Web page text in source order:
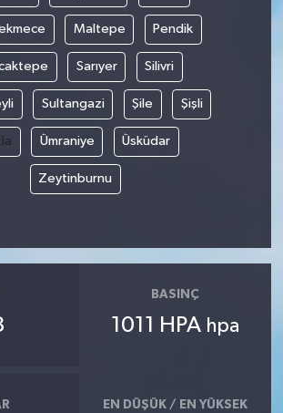
Maltepe Pendik
Sarıyer Silivri
Sultangazi Şile Şişli
Ümraniye Üsküdar
Zeytinburnu
BASINÇ
1011 HPA hpa
EN DÜŞÜK / EN YÜKSEK